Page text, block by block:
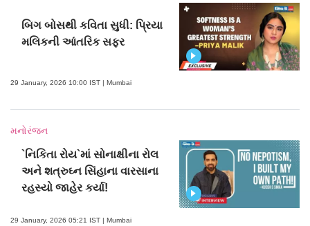
બિગ બોસથી કવિતા સુધી: પ્રિયા
મલિકની આંતરિક સફર
29 January, 2026 10:00 IST | Mumbai
મનોરંજન
`નિકિતા રોય`માં સોનાક્ષીના રોલ
અને શત્રુઘ્ન સિંહાના વારસાના
રહસ્યો જાહેર કર્યા!
29 January, 2026 05:21 IST | Mumbai